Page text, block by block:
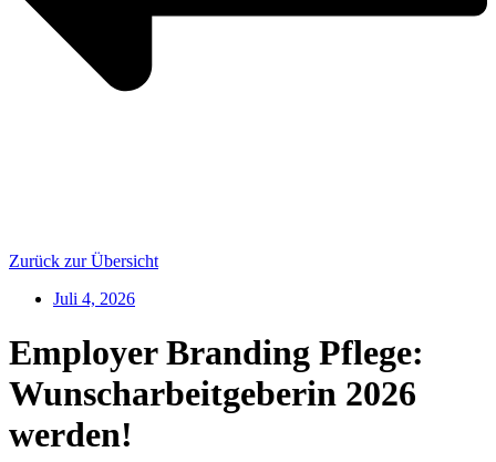
Zurück zur Übersicht
Juli 4, 2026
Employer Branding Pflege:
Wunscharbeitgeberin 2026
werden!